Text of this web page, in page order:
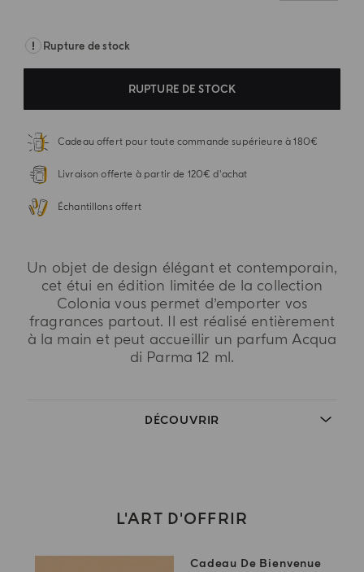
Rupture de stock
RUPTURE DE STOCK
Cadeau offert pour toute commande supérieure à 180€
Livraison offerte à partir de 120€ d'achat
Échantillons offert
Un objet de design élégant et contemporain,
cet étui en édition limitée de la collection
Colonia vous permet d’emporter vos
fragrances partout. Il est réalisé entièrement
à la main et peut accueillir un parfum Acqua
di Parma 12 ml.
DÉCOUVRIR
L'ART D'OFFRIR
Cadeau De Bienvenue